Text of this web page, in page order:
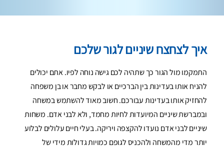
איך לצחצח שיניים לגור שלכם
התמקמו מול הגור כך שתהיה לכם גישה נוחה לפיו. אתם יכולים
להניח אותו בעדינות בין הברכיים או לבקש מחבר או בן משפחה
להחזיק אותו בעדינות עבורכם. חשוב מאוד להשתמש במשחה
ובמברשת שיניים המיועדות לחיות מחמד, ולא לבני אדם. משחות
שיניים לבני אדם נועדו להקצפה ויריקה. בעלי חיים עלולים לבלוע
יותר מדי מהמשחה ולהכניס לגופם כמויות גדולות מידי של